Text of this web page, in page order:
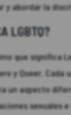
y abordar la
LGBTQ?
que significa
y Queer. Cada
un aspecto
sexuales